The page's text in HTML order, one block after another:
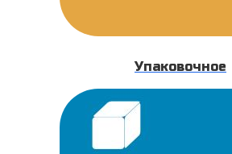
Упаковочное